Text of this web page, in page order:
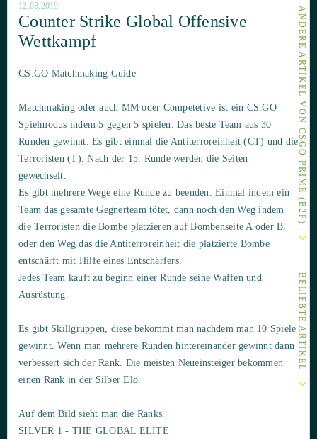
ANDERE ARTIKEL VON CSGO PRIME (B2P)
BELIEBTE ARTIKEL
12.08.2019
Counter Strike Global Offensive
Wettkampf
CS:GO Matchmaking Guide
Matchmaking oder auch MM oder Competetive ist ein CS:GO
Spielmodus indem 5 gegen 5 spielen. Das beste Team aus 30
Runden gewinnt. Es gibt einmal die Antiterroreinheit (CT) und die
Terroristen (T). Nach der 15. Runde werden die Seiten
gewechselt.
Es gibt mehrere Wege eine Runde zu beenden. Einmal indem ein
Team das gesamte Gegnerteam tötet, dann noch den Weg indem
die Terroristen die Bombe platzieren auf Bombenseite A oder B,
oder den Weg das die Antiterroreinheit die platzierte Bombe
entschärft mit Hilfe eines Entschärfers.
Jedes Team kauft zu beginn einer Runde seine Waffen und
Ausrüstung.
Es gibt Skillgruppen, diese bekommt man nachdem man 10 Spiele
gewinnt. Wenn man mehrere Runden hintereinander gewinnt dann
verbessert sich der Rank. Die meisten Neueinsteiger bekommen
einen Rank in der Silber Elo.
Auf dem Bild sieht man die Ranks.
SILVER 1 - THE GLOBAL ELITE